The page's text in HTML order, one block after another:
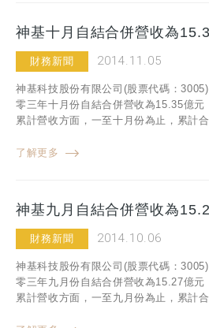
神基十月自結合併營收為
財務新聞 2014.11.05
神基科技股份有限公司(股票代碼：
零三年十月份自結合併營收為15.35億元
累計營收方面，一至十月份為止，累計
了解更多
神基九月自結合併營收為
財務新聞 2014.10.06
神基科技股份有限公司(股票代碼：
零三年九月份自結合併營收為15.27億元
累計營收方面，一至九月份為止，累計